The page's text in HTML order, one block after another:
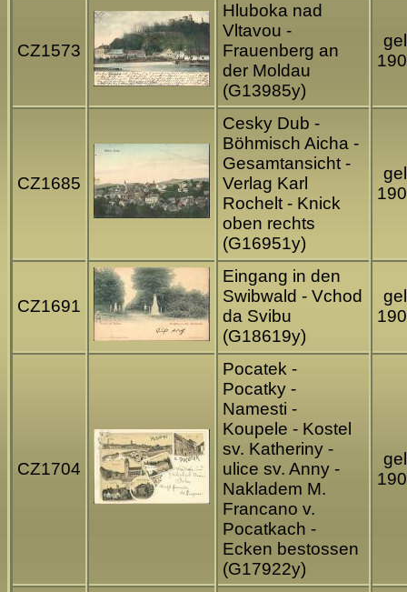
CZ1573
Hluboka nad
Vltavou -
Frauenberg an
der Moldau
(G13985y)
CZ1685
Cesky Dub -
Böhmisch Aicha -
Gesamtansicht -
Verlag Karl
Rochelt - Knick
oben rechts
(G16951y)
CZ1691
Eingang in den
Swibwald - Vchod
da Svibu
(G18619y)
CZ1704
Pocatek -
Pocatky -
Namesti -
Koupele - Kostel
sv. Katheriny -
ulice sv. Anny -
Nakladem M.
Francano v.
Pocatkach -
Ecken bestossen
(G17922y)